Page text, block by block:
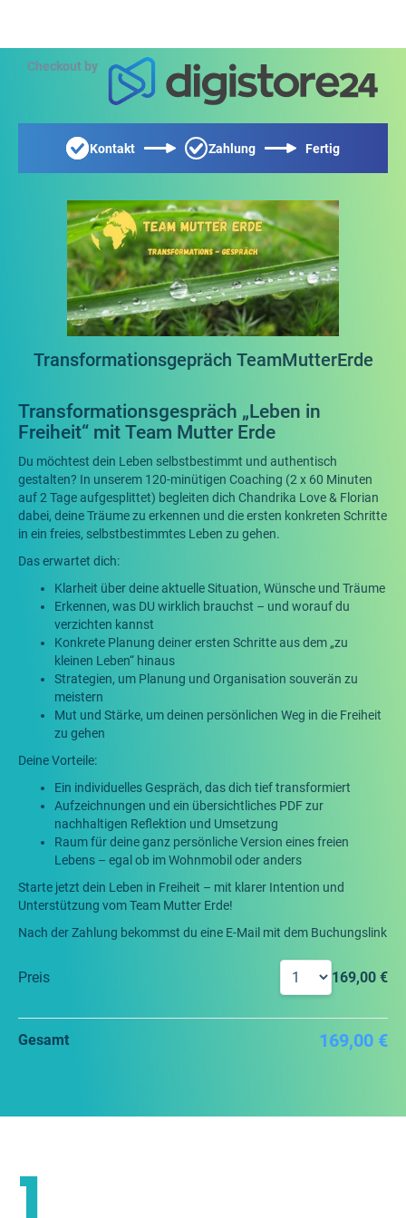
Checkout by
Kontakt Zahlung Fertig
Transformationsgepräch TeamMutterErde
Transformationsgespräch „Leben in
Freiheit“ mit Team Mutter Erde
Du möchtest dein Leben selbstbestimmt und authentisch
gestalten? In unserem 120-minütigen Coaching (2 x 60 Minuten
auf 2 Tage aufgesplittet) begleiten dich Chandrika Love & Florian
dabei, deine Träume zu erkennen und die ersten konkreten Schritte
in ein freies, selbstbestimmtes Leben zu gehen.
Das erwartet dich:
Klarheit über deine aktuelle Situation, Wünsche und Träume
Erkennen, was DU wirklich brauchst – und worauf du
verzichten kannst
Konkrete Planung deiner ersten Schritte aus dem „zu
kleinen Leben“ hinaus
Strategien, um Planung und Organisation souverän zu
meistern
Mut und Stärke, um deinen persönlichen Weg in die Freiheit
zu gehen
Deine Vorteile:
Ein individuelles Gespräch, das dich tief transformiert
Aufzeichnungen und ein übersichtliches PDF zur
nachhaltigen Reflektion und Umsetzung
Raum für deine ganz persönliche Version eines freien
Lebens – egal ob im Wohnmobil oder anders
Starte jetzt dein Leben in Freiheit – mit klarer Intention und
Unterstützung vom Team Mutter Erde!
Nach der Zahlung bekommst du eine E-Mail mit dem Buchungslink
Preis 169,00 €
Gesamt 169,00 €